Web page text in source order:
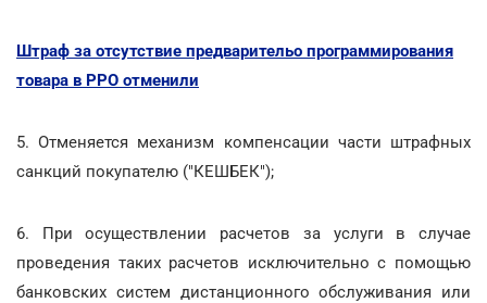
Штраф за отсутствие предварительо программирования
товара в РРО отменили
5. Отменяется механизм компенсации части штрафных
санкций покупателю ("КЕШБЕК");
6. При осуществлении расчетов за услуги в случае
проведения таких расчетов исключительно с помощью
банковских систем дистанционного обслуживания или